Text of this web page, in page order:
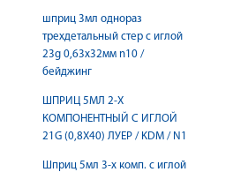
шприц 3мл однораз
трехдетальный стер c иглой
23g 0,63х32мм n10 /
бейджинг
ШПРИЦ 5МЛ 2-Х
КОМПОНЕНТНЫЙ C ИГЛОЙ
21G (0,8X40) ЛУЕР / KDM / N1
Шприц 5мл 3-х комп. с иглой